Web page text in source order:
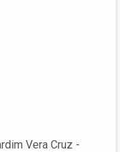
Vera Cruz -